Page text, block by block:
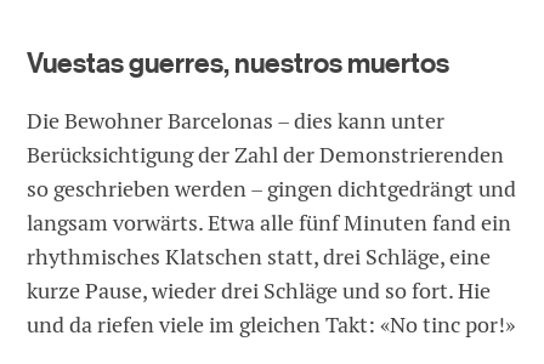
Vuestas guerres, nuestros muertos
Die Bewohner Barcelonas – dies kann unter
Berücksichtigung der Zahl der Demonstrierenden
so geschrieben werden – gingen dichtgedrängt und
langsam vorwärts. Etwa alle fünf Minuten fand ein
rhythmisches Klatschen statt, drei Schläge, eine
kurze Pause, wieder drei Schläge und so fort. Hie
und da riefen viele im gleichen Takt: «No tinc por!»